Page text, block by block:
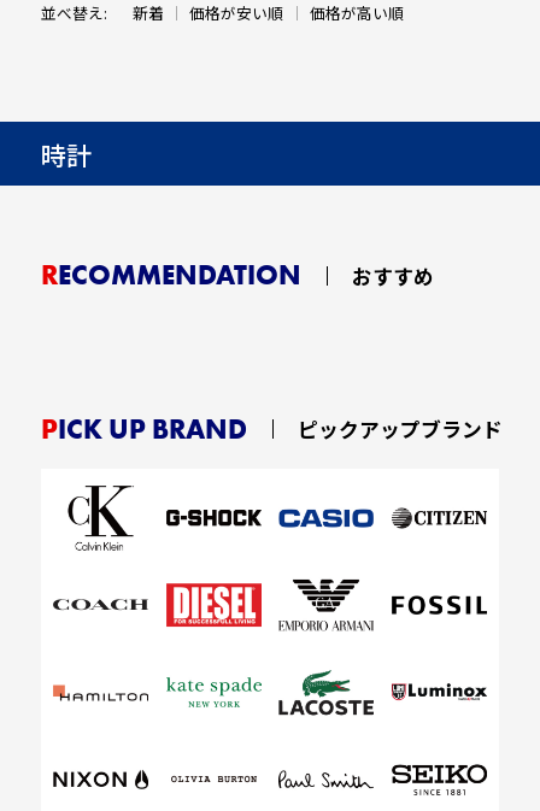
並べ替え: 新着 価格が安い順 価格が高い順
時計
RECOMMENDATION おすすめ
PICK UP BRAND ピックアップブランド